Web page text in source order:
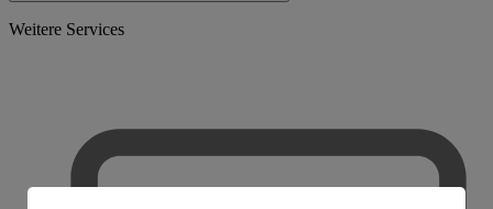
Weitere Services